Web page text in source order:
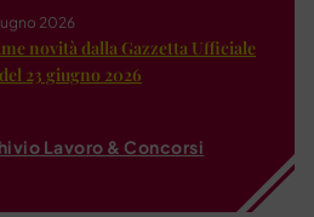
2026
novità dalla Gazzetta Ufficiale
23 giugno 2026
Lavoro & Concorsi